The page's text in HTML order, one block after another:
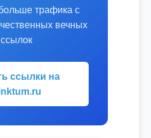
трафика с
вечных
ссылок
ссылки на